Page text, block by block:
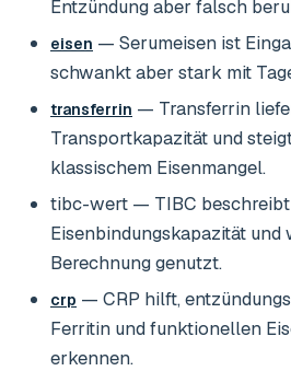
Entzündung aber falsch
eisen — Serumeisen ist
schwankt aber stark mit
transferrin — Transferrin
Transportkapazität und
klassischem Eisenmangel.
tibc-wert — TIBC
Eisenbindungskapazität und
Berechnung genutzt.
crp — CRP hilft,
Ferritin und funktionellen
erkennen.